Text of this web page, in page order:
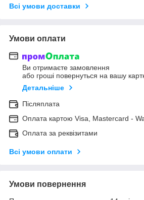
Всі умови доставки
Умови оплати
Ви отримаєте замовлення
або гроші повернуться на вашу
Детальніше
Післяплата
Оплата картою Visa, Mastercard -
Оплата за реквізитами
Всі умови оплати
Умови повернення